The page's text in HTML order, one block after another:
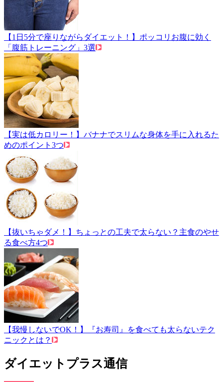
【1日5分で座りながらダイエット！】ポッコリお腹に効く
「腹筋トレーニング」3選
【実は低カロリー！】バナナでスリムな身体を手に入れるた
めのポイント3つ
【抜いちゃダメ！】ちょっとの工夫で太らない？主食のやせ
る食べ方4つ
【我慢しないでOK！】『お寿司』を食べても太らないテク
ニックとは？
ダイエットプラス通信